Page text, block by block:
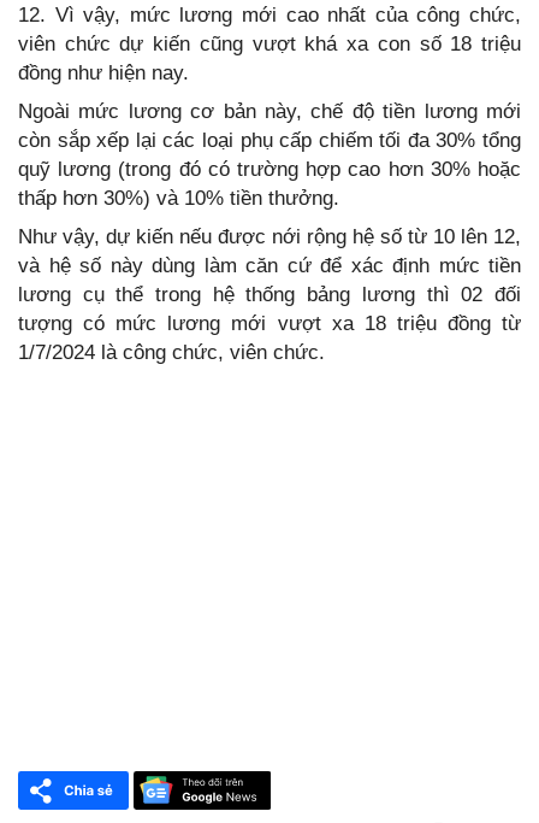
12. Vì vậy, mức lương mới cao nhất của công chức,
viên chức dự kiến cũng vượt khá xa con số 18 triệu
đồng như hiện nay.
Ngoài mức lương cơ bản này, chế độ tiền lương mới
còn sắp xếp lại các loại phụ cấp chiếm tối đa 30% tổng
quỹ lương (trong đó có trường hợp cao hơn 30% hoặc
thấp hơn 30%) và 10% tiền thưởng.
Như vậy, dự kiến nếu được nới rộng hệ số từ 10 lên 12,
và hệ số này dùng làm căn cứ để xác định mức tiền
lương cụ thể trong hệ thống bảng lương thì 02 đối
tượng có mức lương mới vượt xa 18 triệu đồng từ
1/7/2024 là công chức, viên chức.